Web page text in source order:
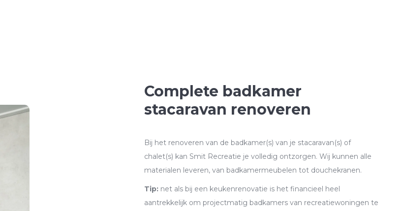
Complete badkamer
stacaravan renoveren
Bij het renoveren van de badkamer(s) van je stacaravan(s) of
chalet(s) kan Smit Recreatie je volledig ontzorgen. Wij kunnen alle
materialen leveren, van badkamermeubelen tot douchekranen.
Tip: net als bij een keukenrenovatie is het financieel heel
aantrekkelijk om projectmatig badkamers van recreatiewoningen te